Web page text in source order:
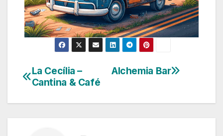
Navegação
Alchemia Bar
La Cecília –
Cantina & Café